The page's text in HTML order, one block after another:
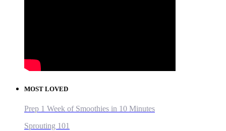
MOST LOVED
Prep 1 Week of Smoothies in 10 Minutes
Sprouting 101